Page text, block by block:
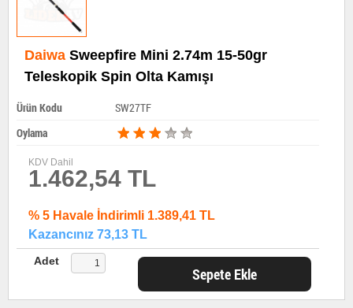
Daiwa Sweepfire Mini 2.74m 15-50gr
Teleskopik Spin Olta Kamışı
Ürün Kodu
SW27TF
Oylama
KDV Dahil
1.462,54 TL
% 5 Havale İndirimli 1.389,41 TL
Kazancınız 73,13 TL
Adet
Sepete Ekle